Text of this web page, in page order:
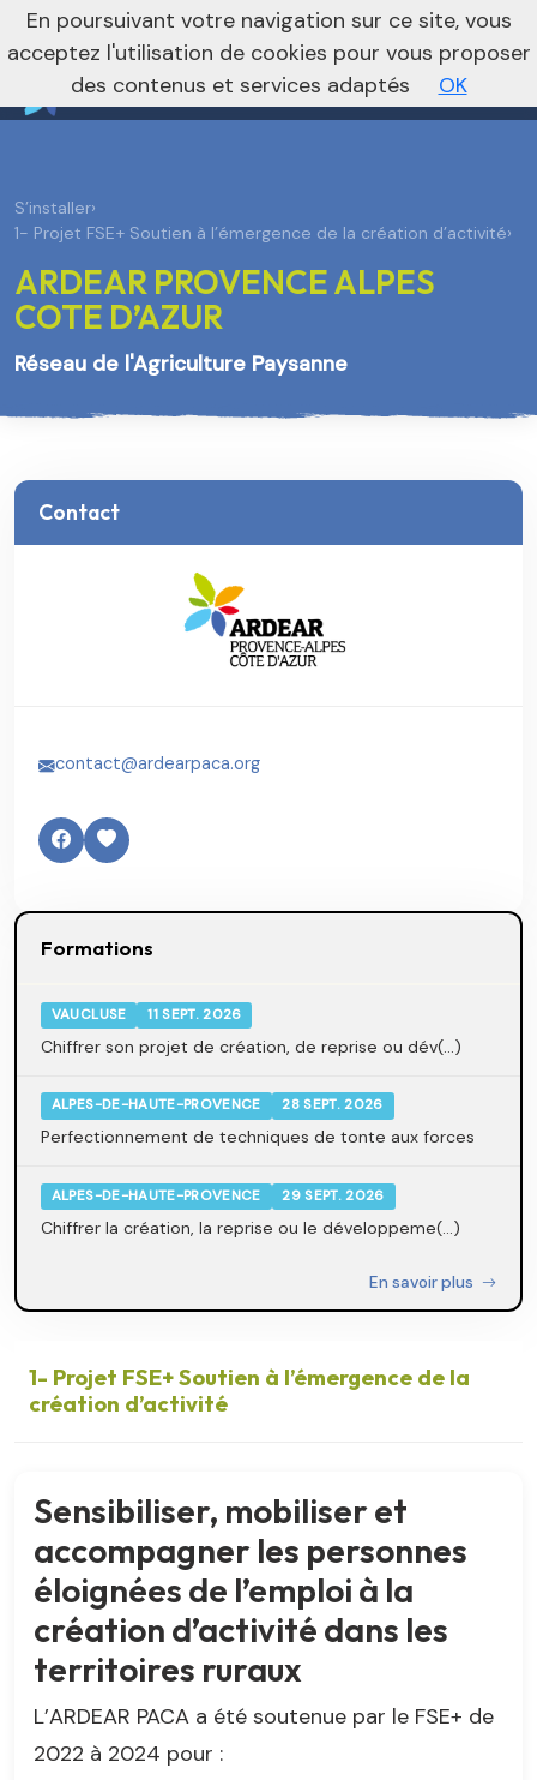
Vers le site national
nivo_2026: 1
S’installer›
1- Projet FSE+ Soutien à l’émergence de la création d’activité›
ARDEAR PROVENCE ALPES
COTE D’AZUR
Réseau de l'Agriculture Paysanne
Contact
contact@ardearpaca.org
Formations
VAUCLUSE 11 SEPT. 2026
Chiffrer son projet de création, de reprise ou dév(...)
ALPES-DE-HAUTE-PROVENCE 28 SEPT. 2026
Perfectionnement de techniques de tonte aux forces
ALPES-DE-HAUTE-PROVENCE 29 SEPT. 2026
Chiffrer la création, la reprise ou le développeme(...)
En savoir plus
1- Projet FSE+ Soutien à l’émergence de la
création d’activité
Sensibiliser, mobiliser et
accompagner les personnes
éloignées de l’emploi à la
création d’activité dans les
territoires ruraux
L’ARDEAR PACA a été soutenue par le FSE+ de
2022 à 2024 pour :
En poursuivant votre navigation sur ce site, vous
acceptez l'utilisation de cookies pour vous proposer
des contenus et services adaptés
OK